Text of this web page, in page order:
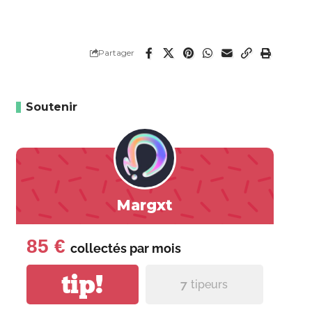
Partager
Soutenir
Margxt
85 € collectés par mois
tip! 7 tipeurs